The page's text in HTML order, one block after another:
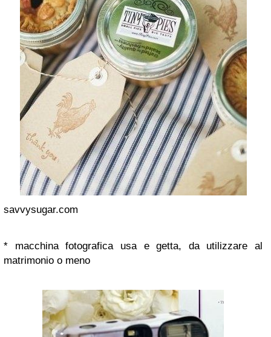
savvysugar.com
* macchina fotografica usa e getta, da utilizzare al
matrimonio o meno